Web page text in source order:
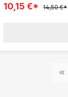
10,15 €* 14,50 €*